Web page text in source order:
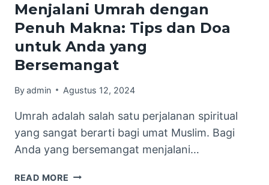
Menjalani Umrah dengan
Penuh Makna: Tips dan Doa
untuk Anda yang
Bersemangat
Byadmin Agustus 12, 2024
Umrah adalah salah satu perjalanan spiritual
yang sangat berarti bagi umat Muslim. Bagi
Anda yang bersemangat menjalani…
READ MORE MENJALANI